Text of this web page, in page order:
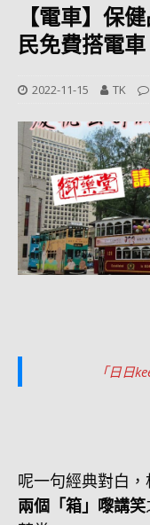
【電車】保
民免費搭電車
2022-11-15 TK
「日日
呢一句經典對白
兩個「箱」嚟講笑